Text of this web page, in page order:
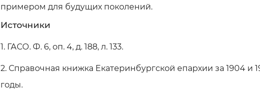
примером для будущих поколений.
Источники
1. ГАСО. Ф. 6, оп. 4, д. 188, л. 133.
2. Справочная книжка Екатеринбургской епархии за 1904 и
годы.